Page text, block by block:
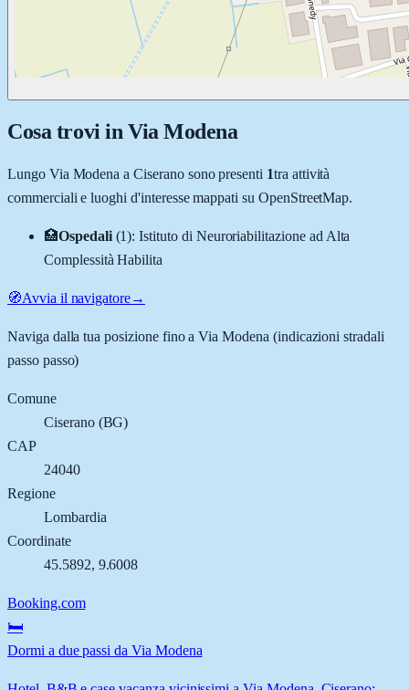
Cosa trovi in Via Modena
Lungo Via Modena aCiseranosono presenti 1tra attività
commerciali e luoghi d'interesse mappati su OpenStreetMap.
🏥Ospedali (1):Istituto di Neuroriabilitazione ad Alta
Complessità Habilita
🧭Avvia il navigatore→
Naviga dalla tua posizione fino aVia Modena (indicazioni stradali
passo passo)
Comune
Ciserano(BG)
CAP
24040
Regione
Lombardia
Coordinate
45.5892, 9.6008
Booking.com
🛏️
Dormi a due passi da Via Modena